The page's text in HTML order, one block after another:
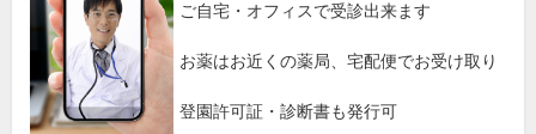
ご自宅・オフィスで受診出来ます
お薬はお近くの薬局、宅配便でお受け取り
登園許可証・診断書も発行可